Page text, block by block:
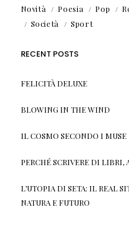
Novità
Poesia Pop
Società
Sport
RECENT POSTS
FELICITÀ DELUXE
BLOWING IN THE WIND
IL COSMO SECONDO I MUSE
PERCHÉ SCRIVERE DI LIBRI,
L’UTOPIA DI SETA: IL REAL
NATURA E FUTURO